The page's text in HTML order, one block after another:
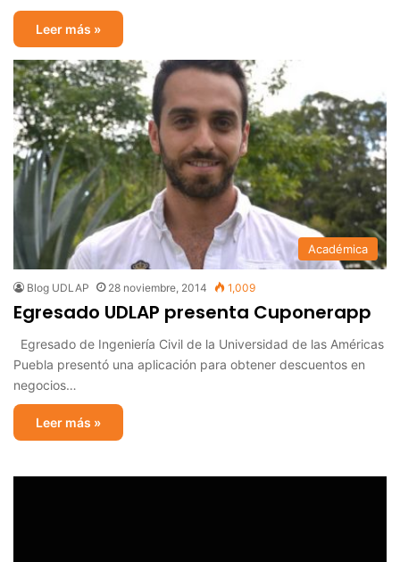
Leer más »
Académica
Blog UDLAP 28 noviembre, 2014 1,009
Egresado UDLAP presenta Cuponerapp
Egresado de Ingeniería Civil de la Universidad de las Américas
Puebla presentó una aplicación para obtener descuentos en
negocios…
Leer más »